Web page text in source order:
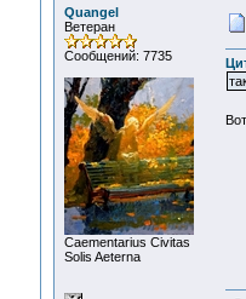
Quangel
Ветеран
Сообщений: 7735
Сaementarius Civitas
Solis Aeterna